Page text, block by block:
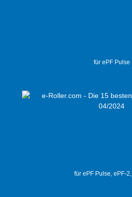
für ePF Pulse
für ePF Pulse, ePF-